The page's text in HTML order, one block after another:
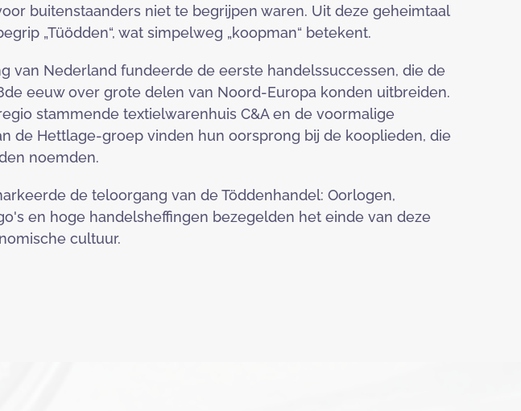
buitenstaanders niet te begrijpen waren. Uit deze geheimtaal
„Tüödden“, wat simpelweg „koopman“ betekent.
van Nederland fundeerde de eerste handelssuccessen, die de
eeuw over grote delen van Noord-Europa konden uitbreiden.
stammende textielwarenhuis C&A en de voormalige
de Hettlage-groep vinden hun oorsprong bij de kooplieden, die
noemden.
de teloorgang van de Töddenhandel: Oorlogen,
en hoge handelsheffingen bezegelden het einde van deze
cultuur.